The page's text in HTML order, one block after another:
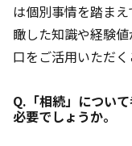
は個別事情を踏ま
瞰した知識や経験
口をご活用いただく
Q.「相続」につい
必要でしょうか。